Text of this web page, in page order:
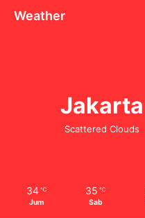
Weather
Jakarta
Scattered Clouds
34 ℃
Jum
35 ℃
Sab